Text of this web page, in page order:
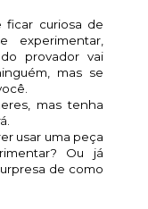
ficar curiosa de
provador vai
mas se
mas tenha
usar uma peça
Ou já
de como